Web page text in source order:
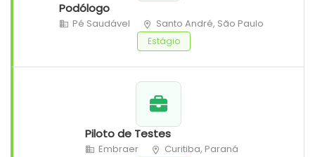
Podólogo
Pé Saudável Santo André, São Paulo
Estágio
Piloto de Testes
Embraer Curitiba, Paraná